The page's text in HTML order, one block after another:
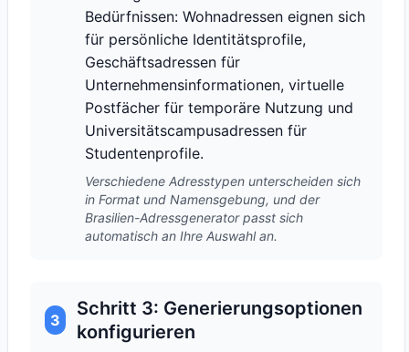
Bedürfnissen: Wohnadressen eignen sich
für persönliche Identitätsprofile,
Geschäftsadressen für
Unternehmensinformationen, virtuelle
Postfächer für temporäre Nutzung und
Universitätscampusadressen für
Studentenprofile.
Verschiedene Adresstypen unterscheiden sich
in Format und Namensgebung, und der
Brasilien-Adressgenerator passt sich
automatisch an Ihre Auswahl an.
3
Schritt 3: Generierungsoptionen
konfigurieren